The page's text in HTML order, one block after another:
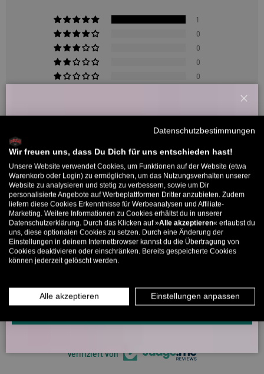
1
0
0
0
0
Sort by
Lemmy B
Wo ist Schmitz Katze?
die rutscht noch..... Ohne Scheiß echt taugliches WAX und in der
kleine Pappe Schachtel weis es auch wo es hingehört.
5320
Verifiziert von
Willkommensbonus
Willkommens-Rabattcode direkt per Mail zugeschickt.
Bis zu 11% Rabatt auf deine erste Bestellung. Aufgepasst: Du
kannst nur 1x wählen! 🤫
5% ab €80 9% ab €100 11% ab €150 🔥
E-Mail
MÄNNER
INFOS ÜBER WHATSAPP? KEIN PROBLEM!
KLICK HIER UND SCHICKE UNS DIE VORGESCHRIEBENE NACHRICHT,
Datenschutzbestimmungen
Wir freuen uns, dass Du Dich für uns entschieden hast!
Unsere Website verwendet Cookies, um Funktionen auf der Website (etwa
Warenkorb oder Login) zu ermöglichen, um das Nutzungsverhalten unserer
Website zu analysieren und stetig zu verbessern, sowie um Dir
personalisierte Angebote auf Werbeplattformen Dritter anzubieten. Zudem
liefern diese Cookies Erkenntnisse für Werbeanalysen und Affiliate-
Marketing. Weitere Informationen zu Cookies erhältst du in unserer
Datenschutzerklärung. Durch das Klicken auf »Alle akzeptieren« erlaubst du
uns, diese optionalen Cookies zu setzen. Durch eine Änderung der
Einstellungen in deinem Internetbrowser kannst du die Übertragung von
Cookies deaktivieren oder einschränken. Bereits gespeicherte Cookies
können jederzeit gelöscht werden.
Alle akzeptieren Einstellungen anpassen